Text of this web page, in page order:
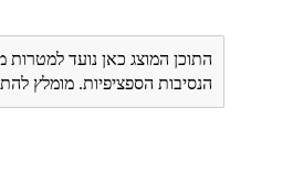
התוכן המוצג כאן נועד למטרות
הנסיבות הספציפיות. מומלץ